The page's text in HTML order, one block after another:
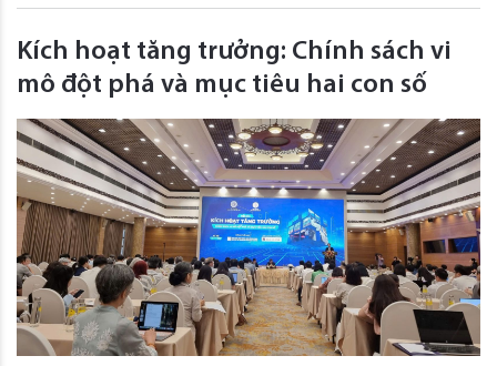
Kích hoạt tăng trưởng: Chính sách vi
mô đột phá và mục tiêu hai con số